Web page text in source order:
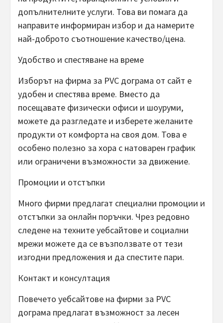
допълнителните услуги. Това ви помага да
направите информиран избор и да намерите
най-доброто съотношение качество/цена.
Удобство и спестяване на време
Изборът на фирма за PVC дограма от сайт е
удобен и спестява време. Вместо да
посещавате физически офиси и шоуруми,
можете да разгледате и изберете желаните
продукти от комфорта на своя дом. Това е
особено полезно за хора с натоварен график
или ограничени възможности за движение.
Промоции и отстъпки
Много фирми предлагат специални промоции и
отстъпки за онлайн поръчки. Чрез редовно
следене на техните уебсайтове и социални
мрежи можете да се възползвате от тези
изгодни предложения и да спестите пари.
Контакт и консултация
Повечето уебсайтове на фирми за PVC
дограма предлагат възможност за лесен